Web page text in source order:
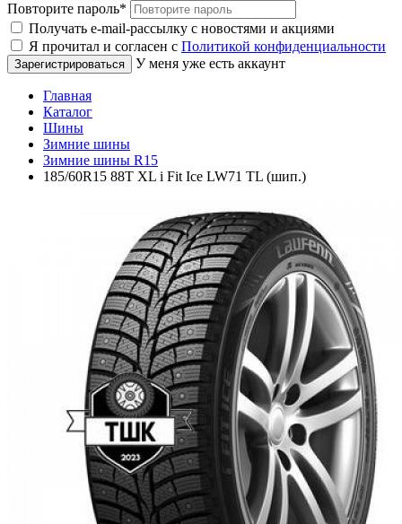
Повторите пароль*
Получать e-mail-рассылку с новостями и акциями
Я прочитал и согласен с Политикой конфиденциальности
У меня уже есть аккаунт
Главная
Каталог
Шины
Зимние шины
Зимние шины R15
185/60R15 88T XL i Fit Ice LW71 TL (шип.)